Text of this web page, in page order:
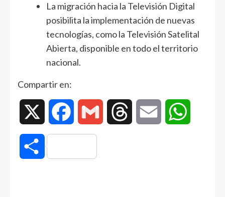
La migración hacia la Televisión Digital
posibilita la implementación de nuevas
tecnologías, como la Televisión Satelital
Abierta, disponible en todo el territorio
nacional.
Compartir en:
Facebook Gmail Threads Email
Compartir